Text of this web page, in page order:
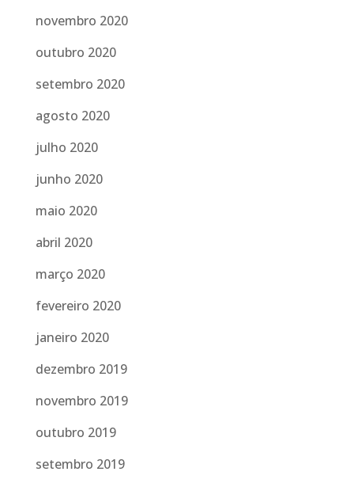
novembro 2020
outubro 2020
setembro 2020
agosto 2020
julho 2020
junho 2020
maio 2020
abril 2020
março 2020
fevereiro 2020
janeiro 2020
dezembro 2019
novembro 2019
outubro 2019
setembro 2019